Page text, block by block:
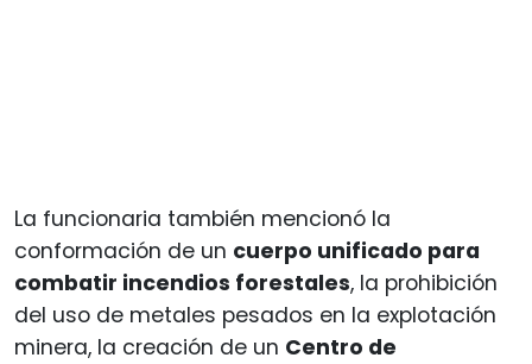
La funcionaria también mencionó la
conformación de un cuerpo unificado para
combatir incendios forestales, la prohibición
del uso de metales pesados en la explotación
minera, la creación de un Centro de